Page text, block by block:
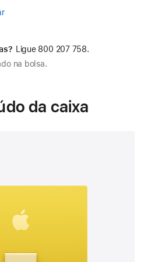
Ligue 800 207 758.
na bolsa.
da caixa